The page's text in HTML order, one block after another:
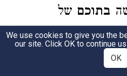
בתוכם של
אף הם בשולי המעיל
We use cookies to give you the
our site. Click OK to continue
OK